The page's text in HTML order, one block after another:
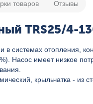
товаров Отзывы
TRS25/4-
системах отопления,
Насос имеет низкое
крыльчатка - из